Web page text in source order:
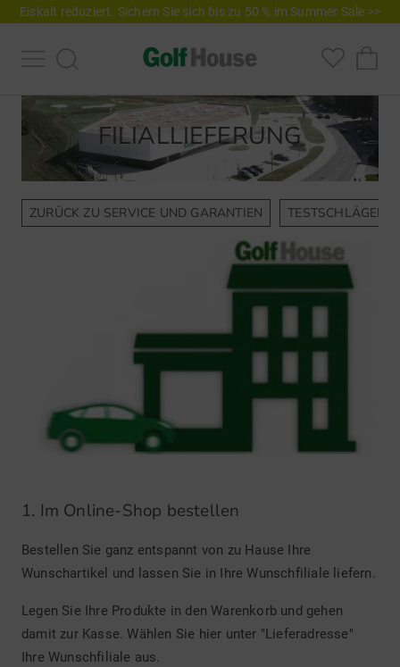
Eiskalt reduziert. Sichern Sie sich bis zu 50 % im Summer Sale >>
FILIALLIEFERUNG
ZURÜCK ZU SERVICE UND GARANTIEN TESTSCHLÄGER
1. Im Online-Shop bestellen
Bestellen Sie ganz entspannt von zu Hause Ihre
Wunschartikel und lassen Sie in Ihre Wunschfiliale liefern.
Legen Sie Ihre Produkte in den Warenkorb und gehen
damit zur Kasse. Wählen Sie hier unter "Lieferadresse"
Ihre Wunschfiliale aus.